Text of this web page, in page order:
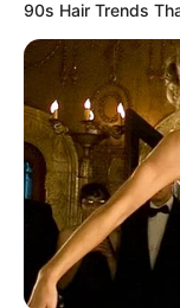
If Looks Could
BRAINBERRIES
90s Hair Trends